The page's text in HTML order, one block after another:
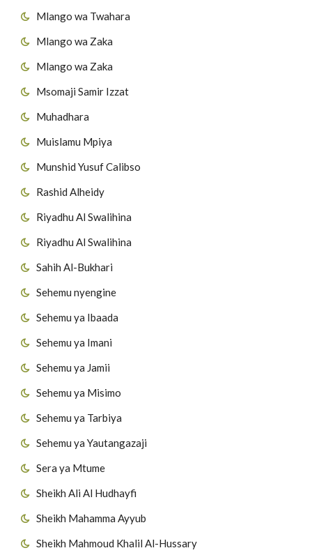
Mlango wa Twahara
Mlango wa Zaka
Mlango wa Zaka
Msomaji Samir Izzat
Muhadhara
Muislamu Mpiya
Munshid Yusuf Calibso
Rashid Alheidy
Riyadhu Al Swalihina
Riyadhu Al Swalihina
Sahih Al-Bukhari
Sehemu nyengine
Sehemu ya Ibaada
Sehemu ya Imani
Sehemu ya Jamii
Sehemu ya Misimo
Sehemu ya Tarbiya
Sehemu ya Yautangazaji
Sera ya Mtume
Sheikh Ali Al Hudhayfi
Sheikh Mahamma Ayyub
Sheikh Mahmoud Khalil Al-Hussary